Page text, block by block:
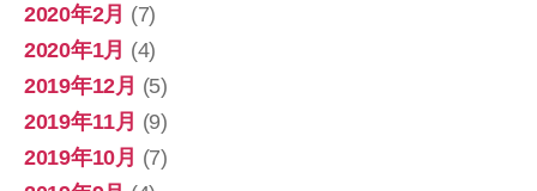
2020年2月 (7)
2020年1月 (4)
2019年12月 (5)
2019年11月 (9)
2019年10月 (7)